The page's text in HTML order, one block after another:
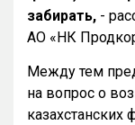
забирать, -
АО «НК
Между тем
на вопрос о